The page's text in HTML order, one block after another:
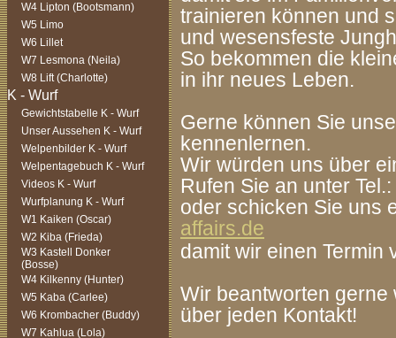
W4 Lipton (Bootsmann)
W5 Limo
W6 Lillet
W7 Lesmona (Neila)
W8 Lift (Charlotte)
Gewichtstabelle K - Wurf
Unser Aussehen K - Wurf
Welpenbilder K - Wurf
Welpentagebuch K - Wurf
Videos K - Wurf
Wurfplanung K - Wurf
W1 Kaiken (Oscar)
W2 Kiba (Frieda)
W3 Kastell Donker
(Bosse)
W4 Kilkenny (Hunter)
W5 Kaba (Carlee)
W6 Krombacher (Buddy)
W7 Kahlua (Lola)
trainieren können und
und wesensfeste
So bekommen die
in ihr neues Leben.
Gerne können Sie
kennenlernen.
Wir würden uns über
Rufen Sie an unter Tel.:
oder schicken Sie uns
affairs.de
damit wir einen Termin
Wir beantworten
über jeden Kontakt!